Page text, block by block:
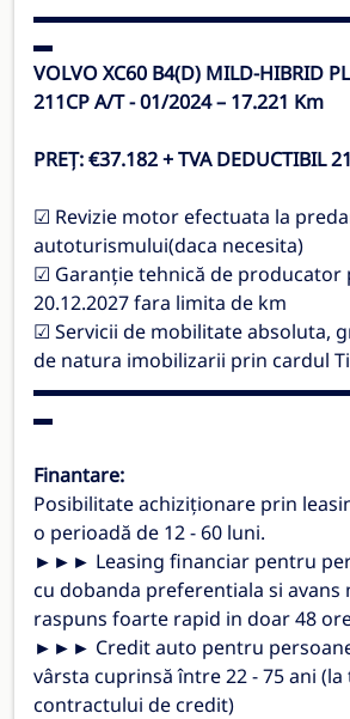
▬
VOLVO XC60 B4(D) MILD-HIBRID
211CP A/T - 01/2024 – 17.221 Km
PREȚ: €37.182 + TVA DEDUCTIBIL
☑ Revizie motor efectuata la
autoturismului(daca necesita)
☑ Garanție tehnică de producator
20.12.2027 fara limita de km
☑ Servicii de mobilitate absoluta,
de natura imobilizarii prin cardul
▬
Finantare:
Posibilitate achiziționare prin
o perioadă de 12 - 60 luni.
►►► Leasing financiar pentru
cu dobanda preferentiala si avans
raspuns foarte rapid in doar 48
►►► Credit auto pentru persoane
vârsta cuprinsă între 22 - 75 ani
contractului de credit)